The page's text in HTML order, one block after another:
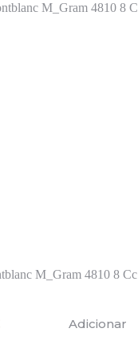
M_Gram 4810 8 Cc
Adicionar